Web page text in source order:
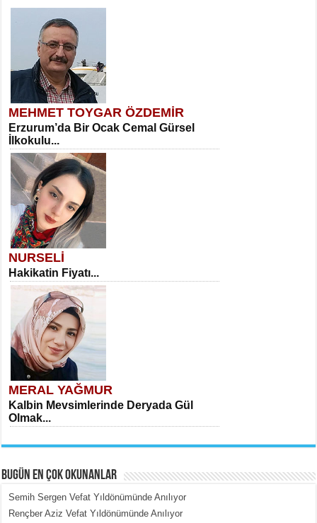
MEHMET TOYGAR ÖZDEMİR
Erzurum’da Bir Ocak Cemal Gürsel
İlkokulu...
NURSELİ
Hakikatin Fiyatı...
MERAL YAĞMUR
Kalbin Mevsimlerinde Deryada Gül
Olmak...
BUGÜN EN ÇOK OKUNANLAR
Semih Sergen Vefat Yıldönümünde Anılıyor
Rençber Aziz Vefat Yıldönümünde Anılıyor